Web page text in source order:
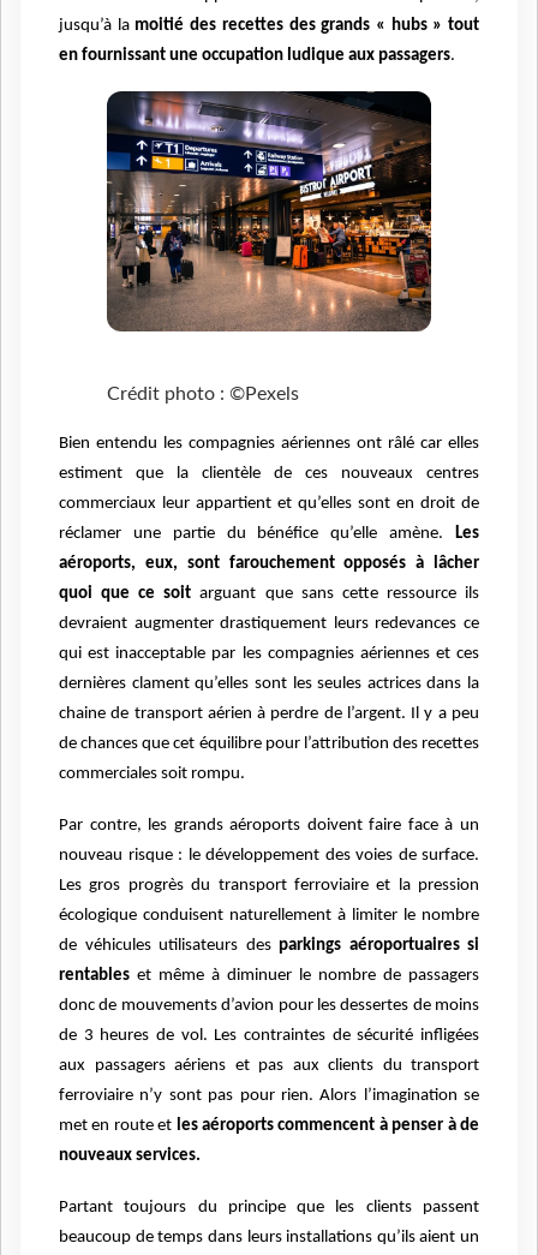
jusqu’à la moitié des recettes des grands « hubs » tout
en fournissant une occupation ludique aux passagers.
Crédit photo : ©Pexels
Bien entendu les compagnies aériennes ont râlé car elles
estiment que la clientèle de ces nouveaux centres
commerciaux leur appartient et qu’elles sont en droit de
réclamer une partie du bénéfice qu’elle amène.
Les
aéroports, eux, sont farouchement opposés à lâcher
quoi que ce soit arguant que sans cette ressource ils
devraient augmenter drastiquement leurs redevances ce
qui est inacceptable par les compagnies aériennes et ces
dernières clament qu’elles sont les seules actrices dans la
chaine de transport aérien à perdre de l’argent. Il y a peu
de chances que cet équilibre pour l’attribution des recettes
commerciales soit rompu.
Par contre, les grands aéroports doivent faire face à un
nouveau risque : le développement des voies de surface.
Les gros progrès du transport ferroviaire et la pression
écologique conduisent naturellement à limiter le nombre
de véhicules utilisateurs des parkings aéroportuaires si
rentables et même à diminuer le nombre de passagers
donc de mouvements d’avion pour les dessertes de moins
de 3 heures de vol. Les contraintes de sécurité infligées
aux passagers aériens et pas aux clients du transport
ferroviaire n’y sont pas pour rien. Alors l’imagination se
met en route et les aéroports commencent à penser à de
nouveaux services.
Partant toujours du principe que les clients passent
beaucoup de temps dans leurs installations qu’ils aient un